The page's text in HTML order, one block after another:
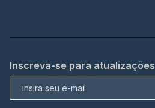
Inscreva-se para atualizações